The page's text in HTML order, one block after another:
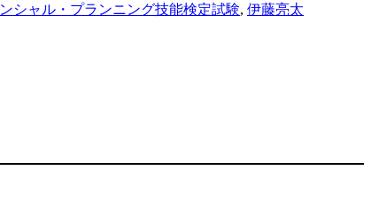
シャル・プランニング技能検定試験, 伊藤亮太